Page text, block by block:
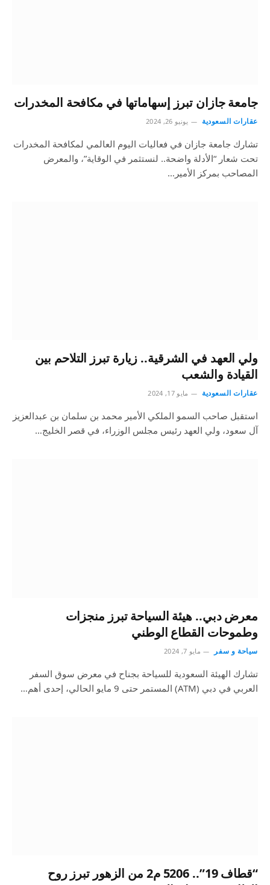
جامعة جازان تبرز إسهاماتها في مكافحة المخدرات
عقارات السعودية يونيو 26, 2024
تشارك جامعة جازان في فعاليات اليوم العالمي لمكافحة المخدرات
تحت شعار “الأدلة واضحة.. لنستثمر في الوقاية”، والمعرض
المصاحب بمركز الأمير…
ولي العهد في الشرقية.. زيارة تبرز التلاحم بين
القيادة والشعب
عقارات السعودية مايو 17, 2024
استقبل صاحب السمو الملكي الأمير محمد بن سلمان بن عبدالعزيز
آل سعود، ولي العهد رئيس مجلس الوزراء، في قصر الخليج…
معرض دبي.. هيئة السياحة تبرز منجزات
وطموحات القطاع الوطني
سياحة و سفر مايو 7, 2024
تشارك الهيئة السعودية للسياحة بجناح في معرض سوق السفر
العربي في دبي (ATM) المستمر حتى 9 مايو الحالي، إحدى أهم…
“قطاف 19”.. 5206 م2 من الزهور تبرز روح